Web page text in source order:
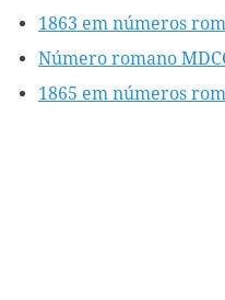
1863 em números
Número romano
1865 em números